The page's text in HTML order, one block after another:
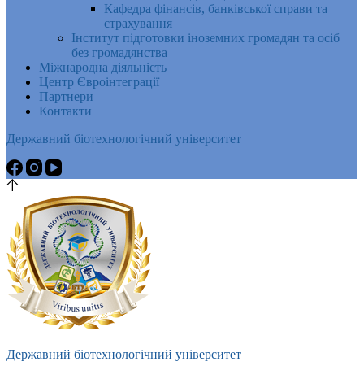
Кафедра фінансів, банківської справи та
страхування
Інститут підготовки іноземних громадян та осіб
без громадянства
Міжнародна діяльність
Центр Євроінтеграції
Партнери
Контакти
Державний біотехнологічний університет
Державний біотехнологічний університет